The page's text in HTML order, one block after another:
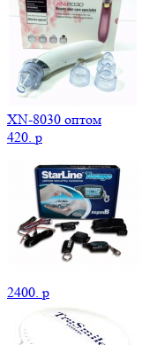
XN-8030 оптом
420. p
2400. p